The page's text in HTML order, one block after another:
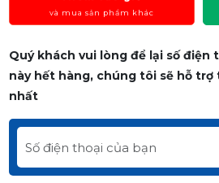
và mua sản phẩm khác
Quý khách vui lòng để lại số điện
này hết hàng, chúng tôi sẽ hỗ
nhất